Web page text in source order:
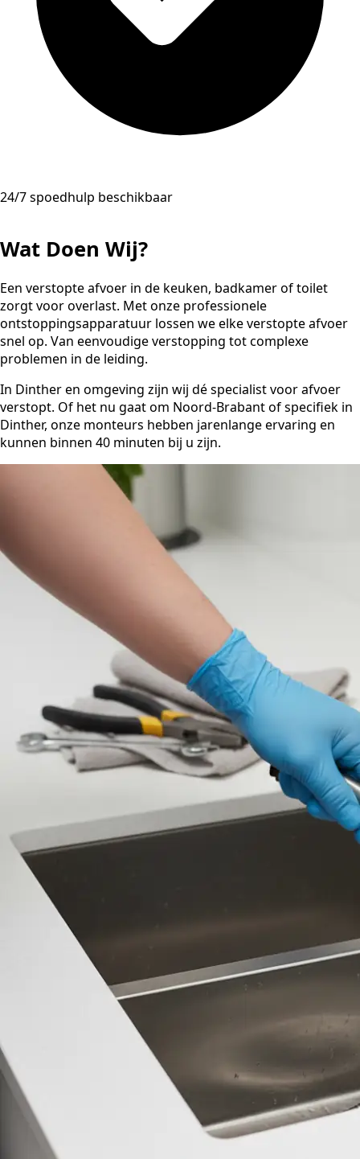
24/7 spoedhulp beschikbaar
Wat Doen Wij?
Een verstopte afvoer in de keuken, badkamer of toilet
zorgt voor overlast. Met onze professionele
ontstoppingsapparatuur lossen we elke verstopte afvoer
snel op. Van eenvoudige verstopping tot complexe
problemen in de leiding.
In Dinther en omgeving zijn wij dé specialist voor afvoer
verstopt. Of het nu gaat om Noord-Brabant of specifiek in
Dinther, onze monteurs hebben jarenlange ervaring en
kunnen binnen 40 minuten bij u zijn.